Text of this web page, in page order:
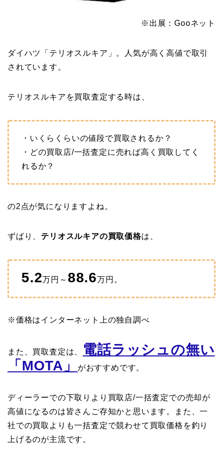
※出展：Gooネット
ダイハツ「テリオスルキア」。人気が高く高値で取引
されています。
テリオスルキアを買取査定する時は、
・いくらくらいの値段で買取されるか？
・どの買取店/一括査定に売れば高く買取してく
れるか？
の2点が気になりますよね。
ずばり、 テリオスルキアの買取価格は、
5.2万円～ 88.6万円。
※価格はインターネット上の独自調べ
また、買取査定は、
電話ラッシュの無い
「MOTA」
がおすすめです。
ディーラーでの下取りより買取店/一括査定での売却が
高値になるのは皆さんご存知かと思います。また、一
社での買取よりも一括査定で競わせて買取価格を釣り
上げるのが主流です。